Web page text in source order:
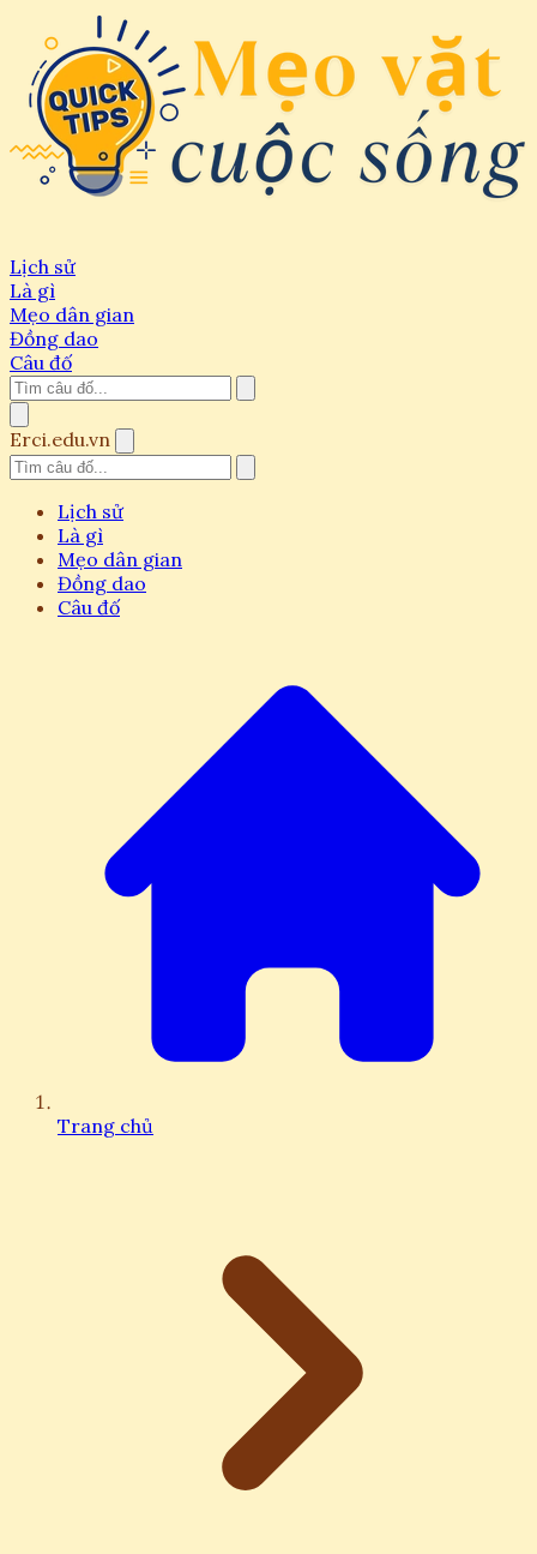
Lịch sử
Là gì
Mẹo dân gian
Đồng dao
Câu đố
Erci.edu.vn
Lịch sử
Là gì
Mẹo dân gian
Đồng dao
Câu đố
Trang chủ